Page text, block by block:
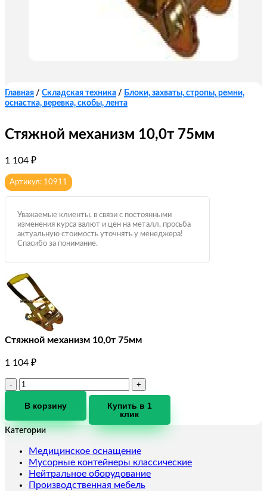
Главная / Складская техника / Блоки, захваты, стропы, ремни,
оснастка, веревка, скобы, лента
Стяжной механизм 10,0т 75мм
1 104 ₽
Артикул: 10911
Уважаемые клиенты, в связи с постоянными
изменения курса валют и цен на металл, просьба
актуальную стоимость уточнять у менеджера!
Спасибо за понимание.
Стяжной механизм 10,0т 75мм
1 104 ₽
Количество
Стяжной
10,0т
В корзину
Купить в 1
клик
Категории
Медицинское оснащение
Мусорные контейнеры классические
Нейтральное оборудование
Производственная мебель